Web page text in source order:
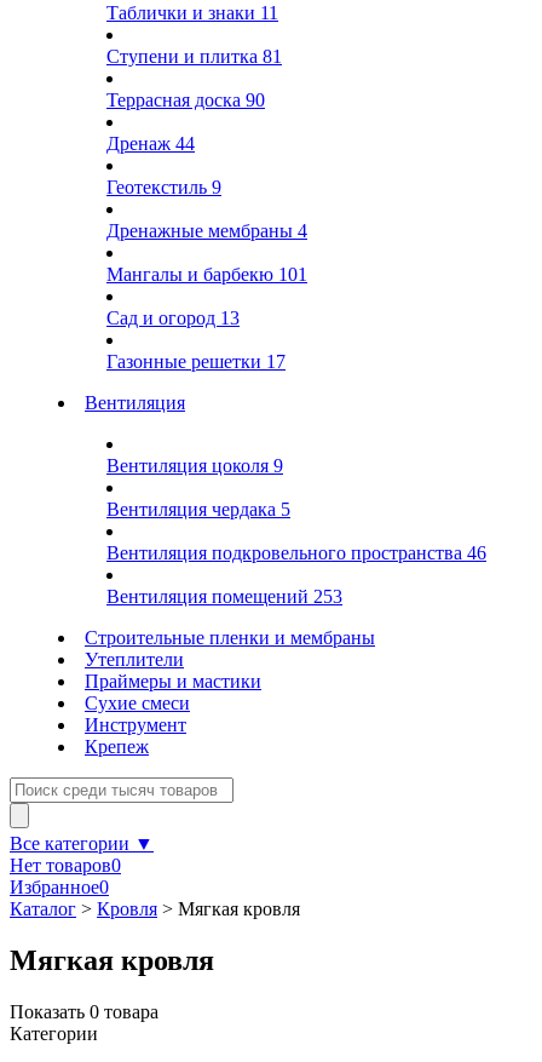
Таблички и знаки 11
Ступени и плитка 81
Террасная доска 90
Дренаж 44
Геотекстиль 9
Дренажные мембраны 4
Мангалы и барбекю 101
Сад и огород 13
Газонные решетки 17
Вентиляция
Вентиляция цоколя 9
Вентиляция чердака 5
Вентиляция подкровельного пространства 46
Вентиляция помещений 253
Строительные пленки и мембраны
Утеплители
Праймеры и мастики
Сухие смеси
Инструмент
Крепеж
Все категории ▼
Нет товаров0
Избранное0
Каталог > Кровля > Мягкая кровля
Мягкая кровля
Показать 0 товара
Категории